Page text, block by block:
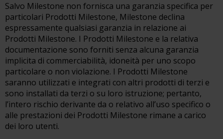
Salvo Milestone non fornisca una garanzia specifica per
particolari Prodotti Milestone, Milestone declina
espressamente qualsiasi garanzia in relazione ai
Prodotti Milestone. I Prodotti Milestone e la relativa
documentazione sono forniti senza alcuna garanzia
implicita di commerciabilità, idoneità per uno scopo
particolare o non violazione. I Prodotti Milestone
saranno utilizzati e integrati con altri prodotti di terzi e
sono installati da terzi o su loro istruzione; pertanto,
l’intero rischio derivante da o relativo all’uso specifico o
alle prestazioni dei Prodotti Milestone rimane a carico
dei loro utenti.